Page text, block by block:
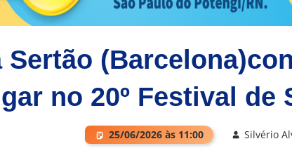
Sertão
no 20º Festival de
25/06/2026 às 11:00